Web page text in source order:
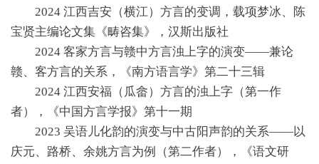
2024 江西吉安（横江）方言的变调，载项梦冰、陈
宝贤主编论文集《畴咨集》，汉斯出版社
2024 客家方言与赣中方言浊上字的演变——兼论
赣、客方言的关系，《南方语言学》第二十三辑
2024 江西安福（瓜畲）方言的浊上字（第一作
者），《中国方言学报》第十一期
2023 吴语儿化韵的演变与中古阳声韵的关系——以
庆元、路桥、余姚方言为例（第二作者），《语文研